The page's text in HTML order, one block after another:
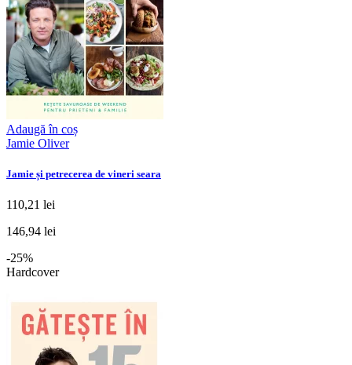
Adaugă în coș
Jamie Oliver
Jamie și petrecerea de vineri seara
110,21 lei
146,94 lei
-25%
Hardcover